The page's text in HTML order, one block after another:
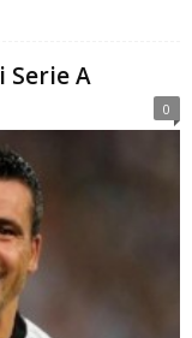
Serie A
0